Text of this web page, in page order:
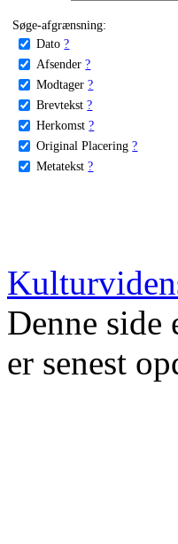
Søge-afgrænsning:
Dato ?
Afsender ?
Modtager ?
Brevtekst ?
Herkomst ?
Original Placering ?
Metatekst ?
Denne side
er senest